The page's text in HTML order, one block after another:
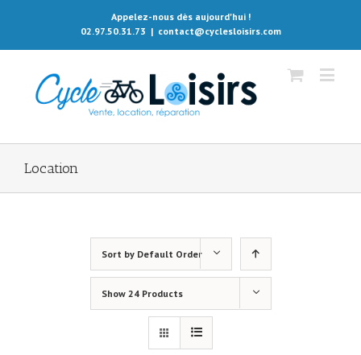
Appelez-nous dès aujourd'hui !
02.97.50.31.73 | contact@cyclesloisirs.com
Location
Sort by Default Order
Show 24 Products